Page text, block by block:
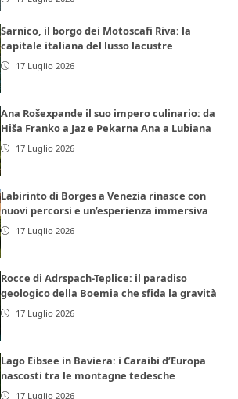
Sarnico, il borgo dei Motoscafi Riva: la
capitale italiana del lusso lacustre
17 Luglio 2026
Ana Rošexpande il suo impero culinario: da
Hiša Franko a Jaz e Pekarna Ana a Lubiana
17 Luglio 2026
Labirinto di Borges a Venezia rinasce con
nuovi percorsi e un’esperienza immersiva
17 Luglio 2026
Rocce di Adrspach-Teplice: il paradiso
geologico della Boemia che sfida la gravità
17 Luglio 2026
Lago Eibsee in Baviera: i Caraibi d’Europa
nascosti tra le montagne tedesche
17 Luglio 2026